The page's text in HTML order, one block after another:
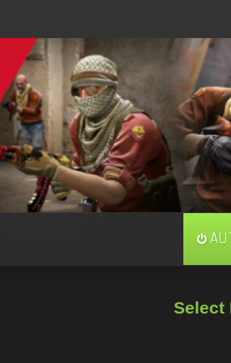
Select